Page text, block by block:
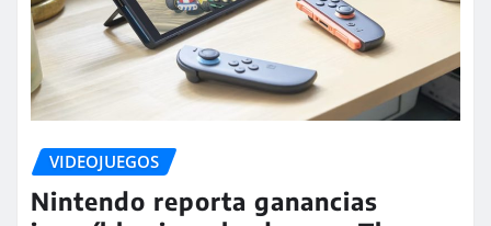
VIDEOJUEGOS
Nintendo reporta ganancias